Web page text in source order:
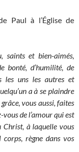
Paul à l’Église de
saints et bien-aimés,
bonté, d’humilité, de
les uns les autres et
a à se plaindre
vous aussi, faites
de l’amour qui est
à laquelle vous
règne dans vos